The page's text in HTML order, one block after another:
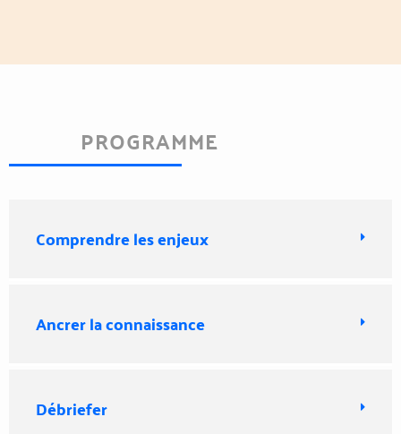
PROGRAMME
Comprendre les enjeux
Ancrer la connaissance
Débriefer